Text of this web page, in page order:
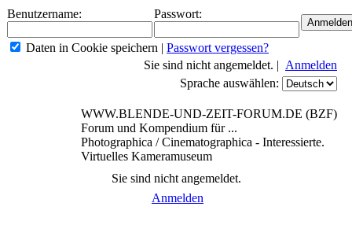
Benutzername: Passwort:
Daten in Cookie speichern | Passwort vergessen?
Sie sind nicht angemeldet. | Anmelden
Sprache auswählen:
WWW.BLENDE-UND-ZEIT-FORUM.DE (BZF)
Forum und Kompendium für ...
Photographica / Cinematographica - Interessierte.
Virtuelles Kameramuseum
Sie sind nicht angemeldet.
Anmelden